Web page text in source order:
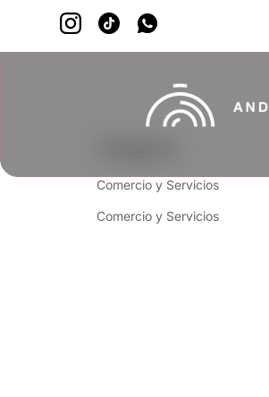
Comercio y Servicios
Comercio y Servicios